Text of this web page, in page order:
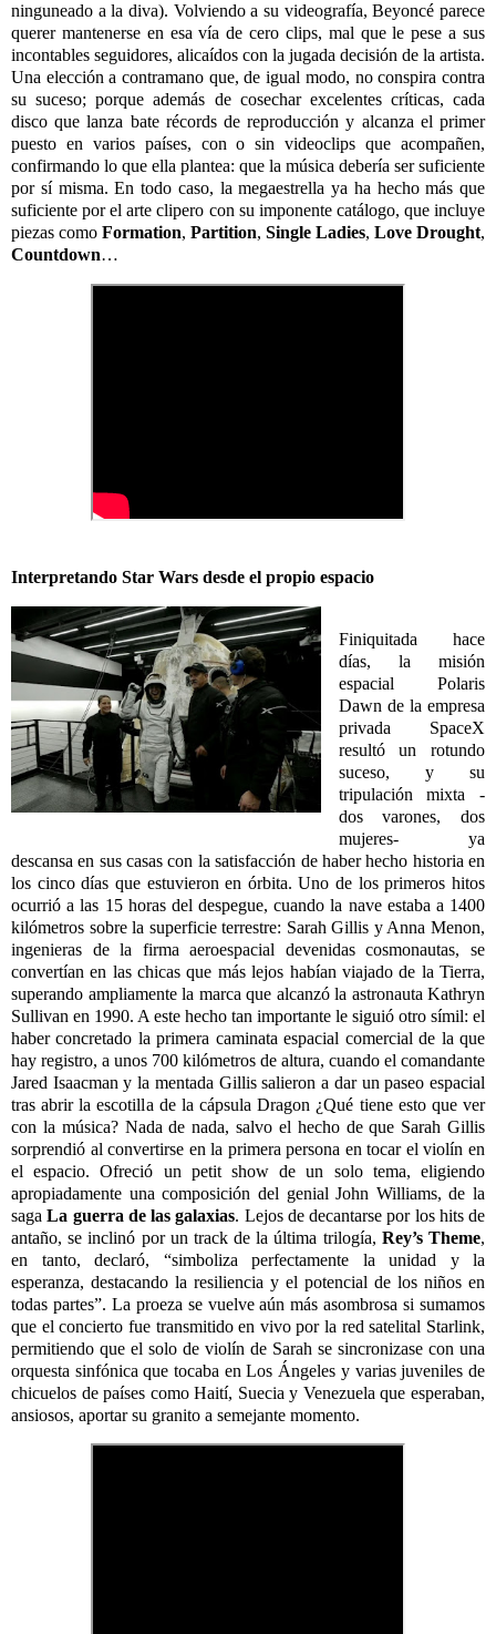
ninguneado a la diva). Volviendo a su videografía, Beyoncé parece
querer mantenerse en esa vía de cero clips, mal que le pese a sus
incontables seguidores, alicaídos con la jugada decisión de la artista.
Una elección a contramano que, de igual modo, no conspira contra
su suceso; porque además de cosechar excelentes críticas, cada
disco que lanza bate récords de reproducción y alcanza el primer
puesto en varios países, con o sin videoclips que acompañen,
confirmando lo que ella plantea: que la música debería ser suficiente
por sí misma. En todo caso, la megaestrella ya ha hecho más que
suficiente por el arte clipero con su imponente catálogo, que incluye
piezas como Formation, Partition, Single Ladies, Love Drought,
Countdown…
Interpretando Star Wars desde el propio espacio
Finiquitada hace
días, la misión
espacial Polaris
Dawn de la empresa
privada SpaceX
resultó un rotundo
suceso, y su
tripulación mixta -
dos varones, dos
mujeres- ya
descansa en sus casas con la satisfacción de haber hecho historia en
los cinco días que estuvieron en órbita. Uno de los primeros hitos
ocurrió a las 15 horas del despegue, cuando la nave estaba a 1400
kilómetros sobre la superficie terrestre: Sarah Gillis y Anna Menon,
ingenieras de la firma aeroespacial devenidas cosmonautas, se
convertían en las chicas que más lejos habían viajado de la Tierra,
superando ampliamente la marca que alcanzó la astronauta Kathryn
Sullivan en 1990. A este hecho tan importante le siguió otro símil: el
haber concretado la primera caminata espacial comercial de la que
hay registro, a unos 700 kilómetros de altura, cuando el comandante
Jared Isaacman y la mentada Gillis salieron a dar un paseo espacial
tras abrir la escotilla de la cápsula Dragon ¿Qué tiene esto que ver
con la música? Nada de nada, salvo el hecho de que Sarah Gillis
sorprendió al convertirse en la primera persona en tocar el violín en
el espacio. Ofreció un petit show de un solo tema, eligiendo
apropiadamente una composición del genial John Williams, de la
sagaLa guerra de las galaxias. Lejos de decantarse por los hits de
antaño, se inclinó por un track de la última trilogía, Rey’s Theme,
en tanto, declaró, “simboliza perfectamente la unidad y la
esperanza, destacando la resiliencia y el potencial de los niños en
todas partes”. La proeza se vuelve aún más asombrosa si sumamos
que el concierto fue transmitido en vivo por la red satelital Starlink,
permitiendo que el solo de violín de Sarah se sincronizase con una
orquesta sinfónica que tocaba en Los Ángeles y varias juveniles de
chicuelos de países como Haití, Suecia y Venezuela que esperaban,
ansiosos, aportar su granito a semejante momento.